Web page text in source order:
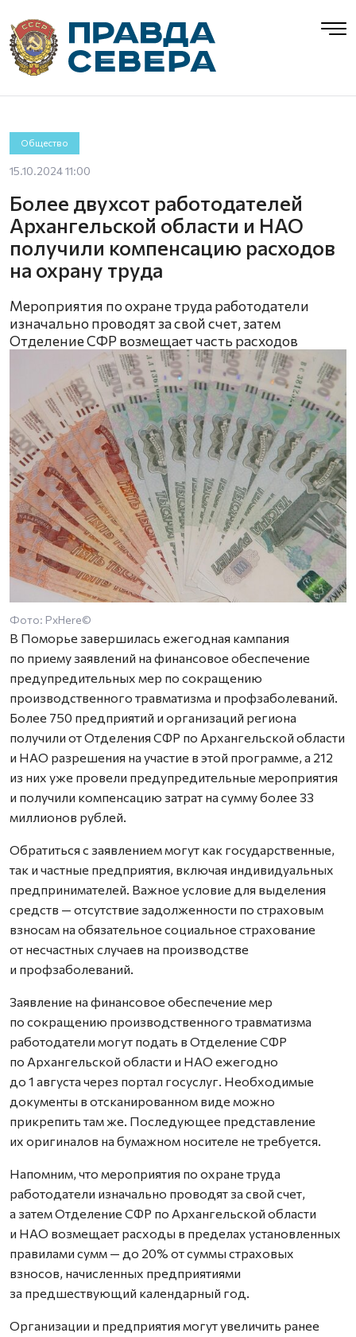
Общество
15.10.2024 11:00
Более двухсот работодателей
Архангельской области и НАО
получили компенсацию расходов
на охрану труда
Мероприятия по охране труда работодатели
изначально проводят за свой счет, затем
Отделение СФР возмещает часть расходов
Фото: PxHere©
В Поморье завершилась ежегодная кампания
по приему заявлений на финансовое обеспечение
предупредительных мер по сокращению
производственного травматизма и профзаболеваний.
Более 750 предприятий и организаций региона
получили от Отделения СФР по Архангельской области
и НАО разрешения на участие в этой программе, а 212
из них уже провели предупредительные мероприятия
и получили компенсацию затрат на сумму более 33
миллионов рублей.
Обратиться с заявлением могут как государственные,
так и частные предприятия, включая индивидуальных
предпринимателей. Важное условие для выделения
средств — отсутствие задолженности по страховым
взносам на обязательное социальное страхование
от несчастных случаев на производстве
и профзаболеваний.
Заявление на финансовое обеспечение мер
по сокращению производственного травматизма
работодатели могут подать в Отделение СФР
по Архангельской области и НАО ежегодно
до 1 августа через портал госуслуг. Необходимые
документы в отсканированном виде можно
прикрепить там же. Последующее представление
их оригиналов на бумажном носителе не требуется.
Напомним, что мероприятия по охране труда
работодатели изначально проводят за свой счет,
а затем Отделение СФР по Архангельской области
и НАО возмещает расходы в пределах установленных
правилами сумм — до 20% от суммы страховых
взносов, начисленных предприятиями
за предшествующий календарный год.
Организации и предприятия могут увеличить ранее